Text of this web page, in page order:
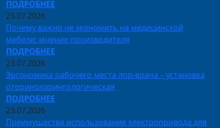
ПОДРОБНЕЕ
23.07.2026
Почему важно не экономить на медицинской
мебели: мнение производителя
ПОДРОБНЕЕ
23.07.2026
Эргономика рабочего места лор-врача – установка
оториноларингологическая
ПОДРОБНЕЕ
23.07.2026
Преимущества использования электропривода для